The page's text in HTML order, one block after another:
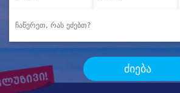
ძიება